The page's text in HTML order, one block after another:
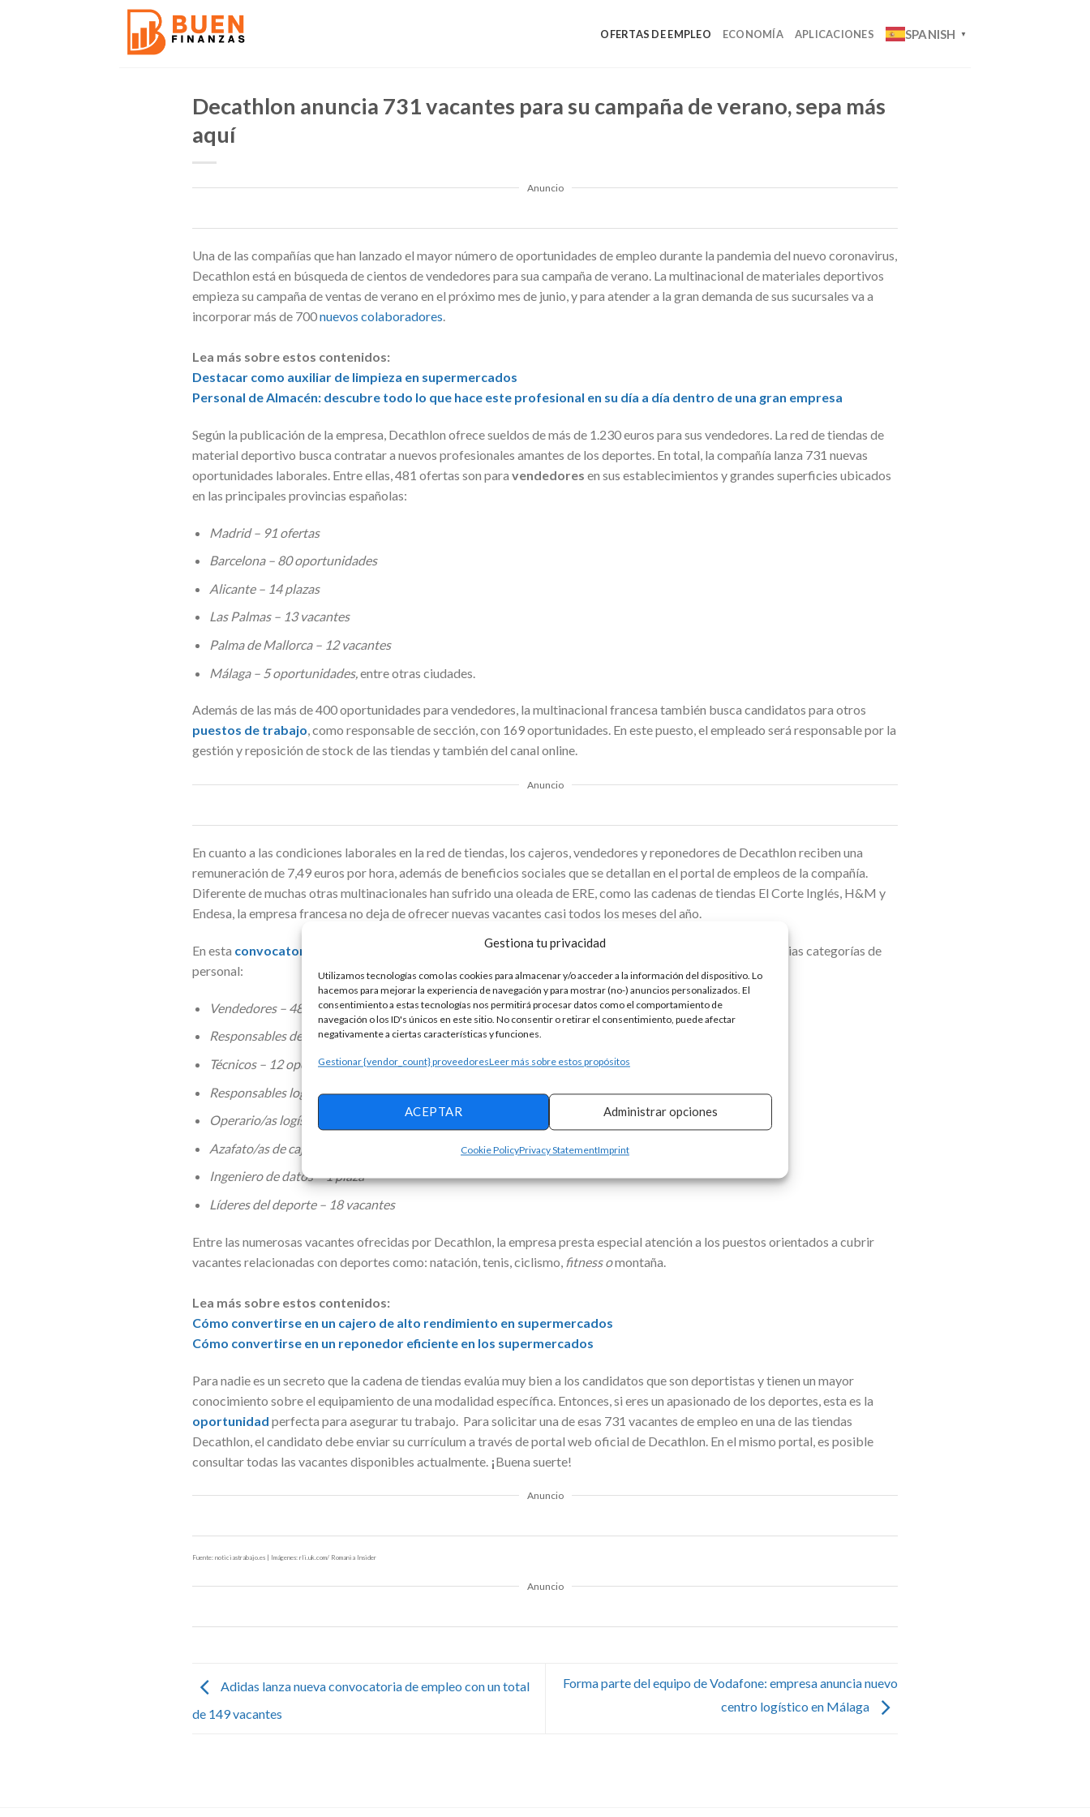
Gestiona tu privacidad
Utilizamos tecnologías como las cookies para almacenar y/o acceder a la información del dispositivo. Lo
hacemos para mejorar la experiencia de navegación y para mostrar (no-) anuncios personalizados. El
consentimiento a estas tecnologías nos permitirá procesar datos como el comportamiento de
navegación o los ID's únicos en este sitio. No consentir o retirar el consentimiento, puede afectar
negativamente a ciertas características y funciones.
Gestionar {vendor_count} proveedoresLeer más sobre estos propósitos
ACEPTAR Administrar opciones
Cookie PolicyPrivacy StatementImprint
OFERTAS DE EMPLEO ECONOMÍA APLICACIONES SPANISH ▼
Decathlon anuncia 731 vacantes para su campaña de verano, sepa más
aquí
Anuncio
Una de las compañías que han lanzado el mayor número de oportunidades de empleo durante la pandemia del nuevo coronavirus,
Decathlon está en búsqueda de cientos de vendedores para sua campaña de verano. La multinacional de materiales deportivos
empieza su campaña de ventas de verano en el próximo mes de junio, y para atender a la gran demanda de sus sucursales va a
incorporar más de 700nuevos colaboradores.
Lea más sobre estos contenidos:
Destacar como auxiliar de limpieza en supermercados
Personal de Almacén: descubre todo lo que hace este profesional en su día a día dentro de una gran empresa
Según la publicación de la empresa, Decathlon ofrece sueldos de más de 1.230 euros para sus vendedores. La red de tiendas de
material deportivo busca contratar a nuevos profesionales amantes de los deportes. En total, la compañía lanza 731 nuevas
oportunidades laborales. Entre ellas, 481 ofertas son para vendedores en sus establecimientos y grandes superficies ubicados
en las principales provincias españolas:
Madrid – 91 ofertas
Barcelona – 80 oportunidades
Alicante – 14 plazas
Las Palmas – 13 vacantes
Palma de Mallorca – 12 vacantes
Málaga – 5 oportunidades, entre otras ciudades.
Además de las más de 400 oportunidades para vendedores, la multinacional francesa también busca candidatos para otros
puestos de trabajo, como responsable de sección, con 169 oportunidades. En este puesto, el empleado será responsable por la
gestión y reposición de stock de las tiendas y también del canal online.
Anuncio
En cuanto a las condiciones laborales en la red de tiendas, los cajeros, vendedores y reponedores de Decathlon reciben una
remuneración de 7,49 euros por hora, además de beneficios sociales que se detallan en el portal de empleos de la compañía.
Diferente de muchas otras multinacionales han sufrido una oleada de ERE, como las cadenas de tiendas El Corte Inglés, H&M y
Endesa, la empresa francesa no deja de ofrecer nuevas vacantes casi todos los meses del año.
En esta convocatoria
para la campaña de verano, las 731 oportunidades laborales están repartidos para varias categorías de
personal:
Vendedores – 481 vacantes
Responsables de sección – 153 plazas
Técnicos – 12 oportunidades
Responsables logísticos – 6 ofertas
Operario/as logísticos – 10 vacantes
Azafato/as de cajas – 6 plazas
Ingeniero de datos – 1 plaza
Líderes del deporte – 18 vacantes
Entre las numerosas vacantes ofrecidas por Decathlon, la empresa presta especial atención a los puestos orientados a cubrir
vacantes relacionadas con deportes como: natación, tenis, ciclismo, fitness omontaña.
Lea más sobre estos contenidos:
Cómo convertirse en un cajero de alto rendimiento en supermercados
Cómo convertirse en un reponedor eficiente en los supermercados
Para nadie es un secreto que la cadena de tiendas evalúa muy bien a los candidatos que son deportistas y tienen un mayor
conocimiento sobre el equipamiento de una modalidad específica. Entonces, si eres un apasionado de los deportes, esta es la
oportunidad perfecta para asegurar tu trabajo. Para solicitar una de esas 731 vacantes de empleo en una de las tiendas
Decathlon, el candidato debe enviar su currículum a través de portal web oficial de Decathlon. En el mismo portal, es posible
consultar todas las vacantes disponibles actualmente. ¡Buena suerte!
Anuncio
Fuente: noticiastrabajo.es | Imágenes: rli.uk.com/ Romania Insider
Anuncio
Adidas lanza nueva convocatoria de empleo con un total
de 149 vacantes
Forma parte del equipo de Vodafone: empresa anuncia nuevo
centro logístico en Málaga